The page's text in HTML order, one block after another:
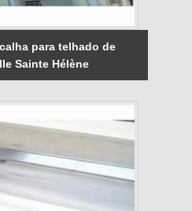
para telhado de
Sainte Hélène